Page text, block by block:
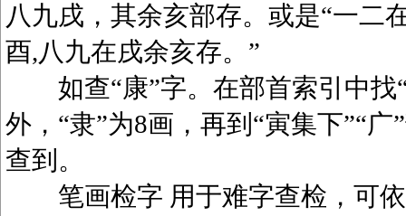
八九戌，其余亥部存。或是“一二
酉,八九在戌余亥存。”
如查“康”字。在部首索引中找“
外，“隶”为8画，再到“寅集下”“
查到。
笔画检字 用于难字查检，可依